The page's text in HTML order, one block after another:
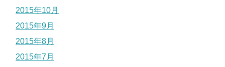
2015年10月
2015年9月
2015年8月
2015年7月